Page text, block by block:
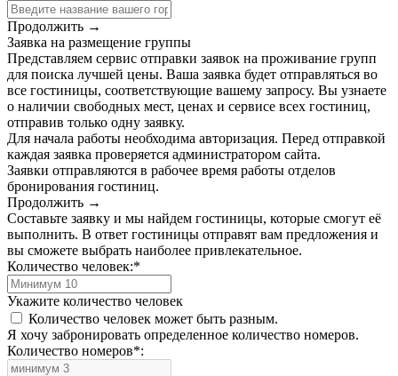
Продолжить →
Заявка на размещение группы
Представляем сервис отправки заявок на проживание групп
для поиска лучшей цены. Ваша заявка будет отправляться во
все гостиницы, соответствующие вашему запросу. Вы узнаете
о наличии свободных мест, ценах и сервисе всех гостиниц,
отправив только одну заявку.
Для начала работы необходима авторизация. Перед отправкой
каждая заявка проверяется администратором сайта.
Заявки отправляются в рабочее время работы отделов
бронирования гостиниц.
Продолжить →
Составьте заявку и мы найдем гостиницы, которые смогут её
выполнить. В ответ гостиницы отправят вам предложения и
вы сможете выбрать наиболее привлекательное.
Количество человек:*
Укажите количество человек
Количество человек может быть разным.
Я хочу забронировать определенное количество номеров.
Количество номеров*: